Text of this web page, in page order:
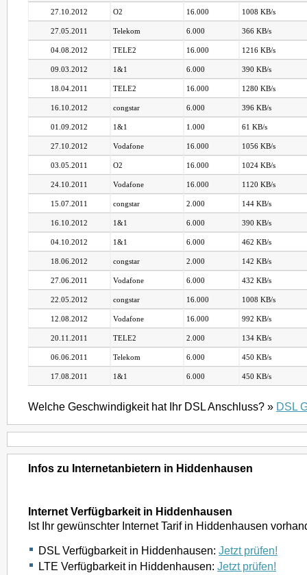
27.10.2012 O2 16.000 1008 KB/s
27.05.2011 Telekom 6.000 366 KB/s
04.08.2012 TELE2 16.000 1216 KB/s
09.03.2012 1&1 6.000 390 KB/s
18.04.2011 TELE2 16.000 1280 KB/s
16.10.2012 congstar 6.000 396 KB/s
01.09.2012 1&1 1.000 61 KB/s
27.10.2012 Vodafone 16.000 1056 KB/s
03.05.2011 O2 16.000 1024 KB/s
24.10.2011 Vodafone 16.000 1120 KB/s
15.07.2011 congstar 2.000 144 KB/s
16.10.2012 1&1 6.000 390 KB/s
04.10.2012 1&1 6.000 462 KB/s
18.06.2012 congstar 2.000 142 KB/s
27.06.2011 Vodafone 6.000 432 KB/s
22.05.2012 congstar 16.000 1008 KB/s
12.08.2012 Vodafone 16.000 992 KB/s
20.11.2011 TELE2 2.000 134 KB/s
06.06.2011 Telekom 6.000 450 KB/s
17.08.2011 1&1 6.000 450 KB/s
Welche Geschwindigkeit hat Ihr DSL Anschluss? » DSL
Infos zu Internetanbietern in Hiddenhausen
Internet Verfügbarkeit in Hiddenhausen
Ist Ihr gewünschter Internet Tarif in Hiddenhausen
DSL Verfügbarkeit in Hiddenhausen: Jetzt prüfen!
LTE Verfügbarkeit in Hiddenhausen: Jetzt prüfen!